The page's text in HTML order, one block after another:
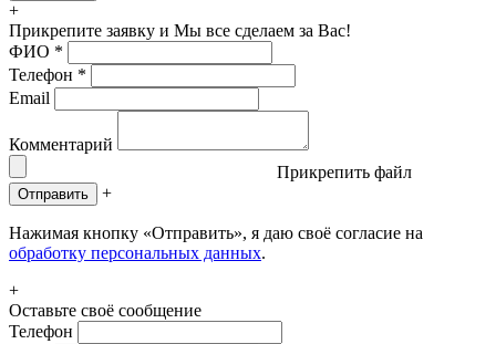
+
Прикрепите заявку и Мы все сделаем за Вас!
ФИО *
Телефон *
Email
Комментарий
Прикрепить файл
Отправить +
Нажимая кнопку «Отправить», я даю своё согласие на
обработку персональных данных.
+
Оставьте своё сообщение
Телефон